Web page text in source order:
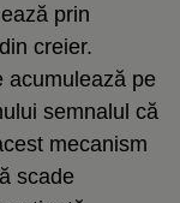
prin
creier.
acumulează pe
semnalul că
mecanism
scade